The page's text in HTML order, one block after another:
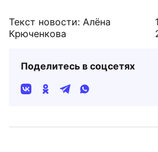
Текст новости: Алёна
Крюченкова
Поделитесь в соцсетях